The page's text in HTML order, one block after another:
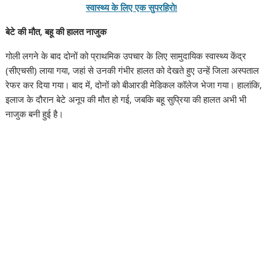
स्वास्थ्य के लिए एक सुपरहिरो!
बेटे की मौत, बहू की हालत नाजुक
गोली लगने के बाद दोनों को प्राथमिक उपचार के लिए सामुदायिक स्वास्थ्य केंद्र
(सीएचसी) लाया गया, जहां से उनकी गंभीर हालत को देखते हुए उन्हें जिला अस्पताल
रेफर कर दिया गया। बाद में, दोनों को बीआरडी मेडिकल कॉलेज भेजा गया। हालांकि,
इलाज के दौरान बेटे अनूप की मौत हो गई, जबकि बहू सुप्रिया की हालत अभी भी
नाजुक बनी हुई है।